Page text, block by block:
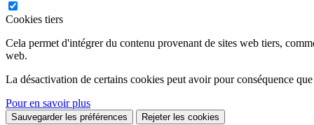
Cookies tiers
Cela permet d'intégrer du contenu provenant de sites web tiers,
web.
La désactivation de certains cookies peut avoir pour conséquence
Pour en savoir plus
Sauvegarder les préférences Rejeter les cookies